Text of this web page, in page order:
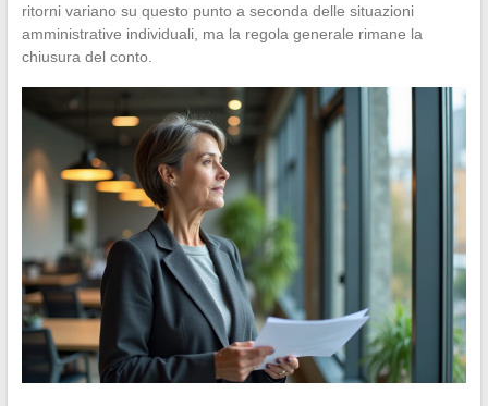
ritorni variano su questo punto a seconda delle situazioni
amministrative individuali, ma la regola generale rimane la
chiusura del conto.